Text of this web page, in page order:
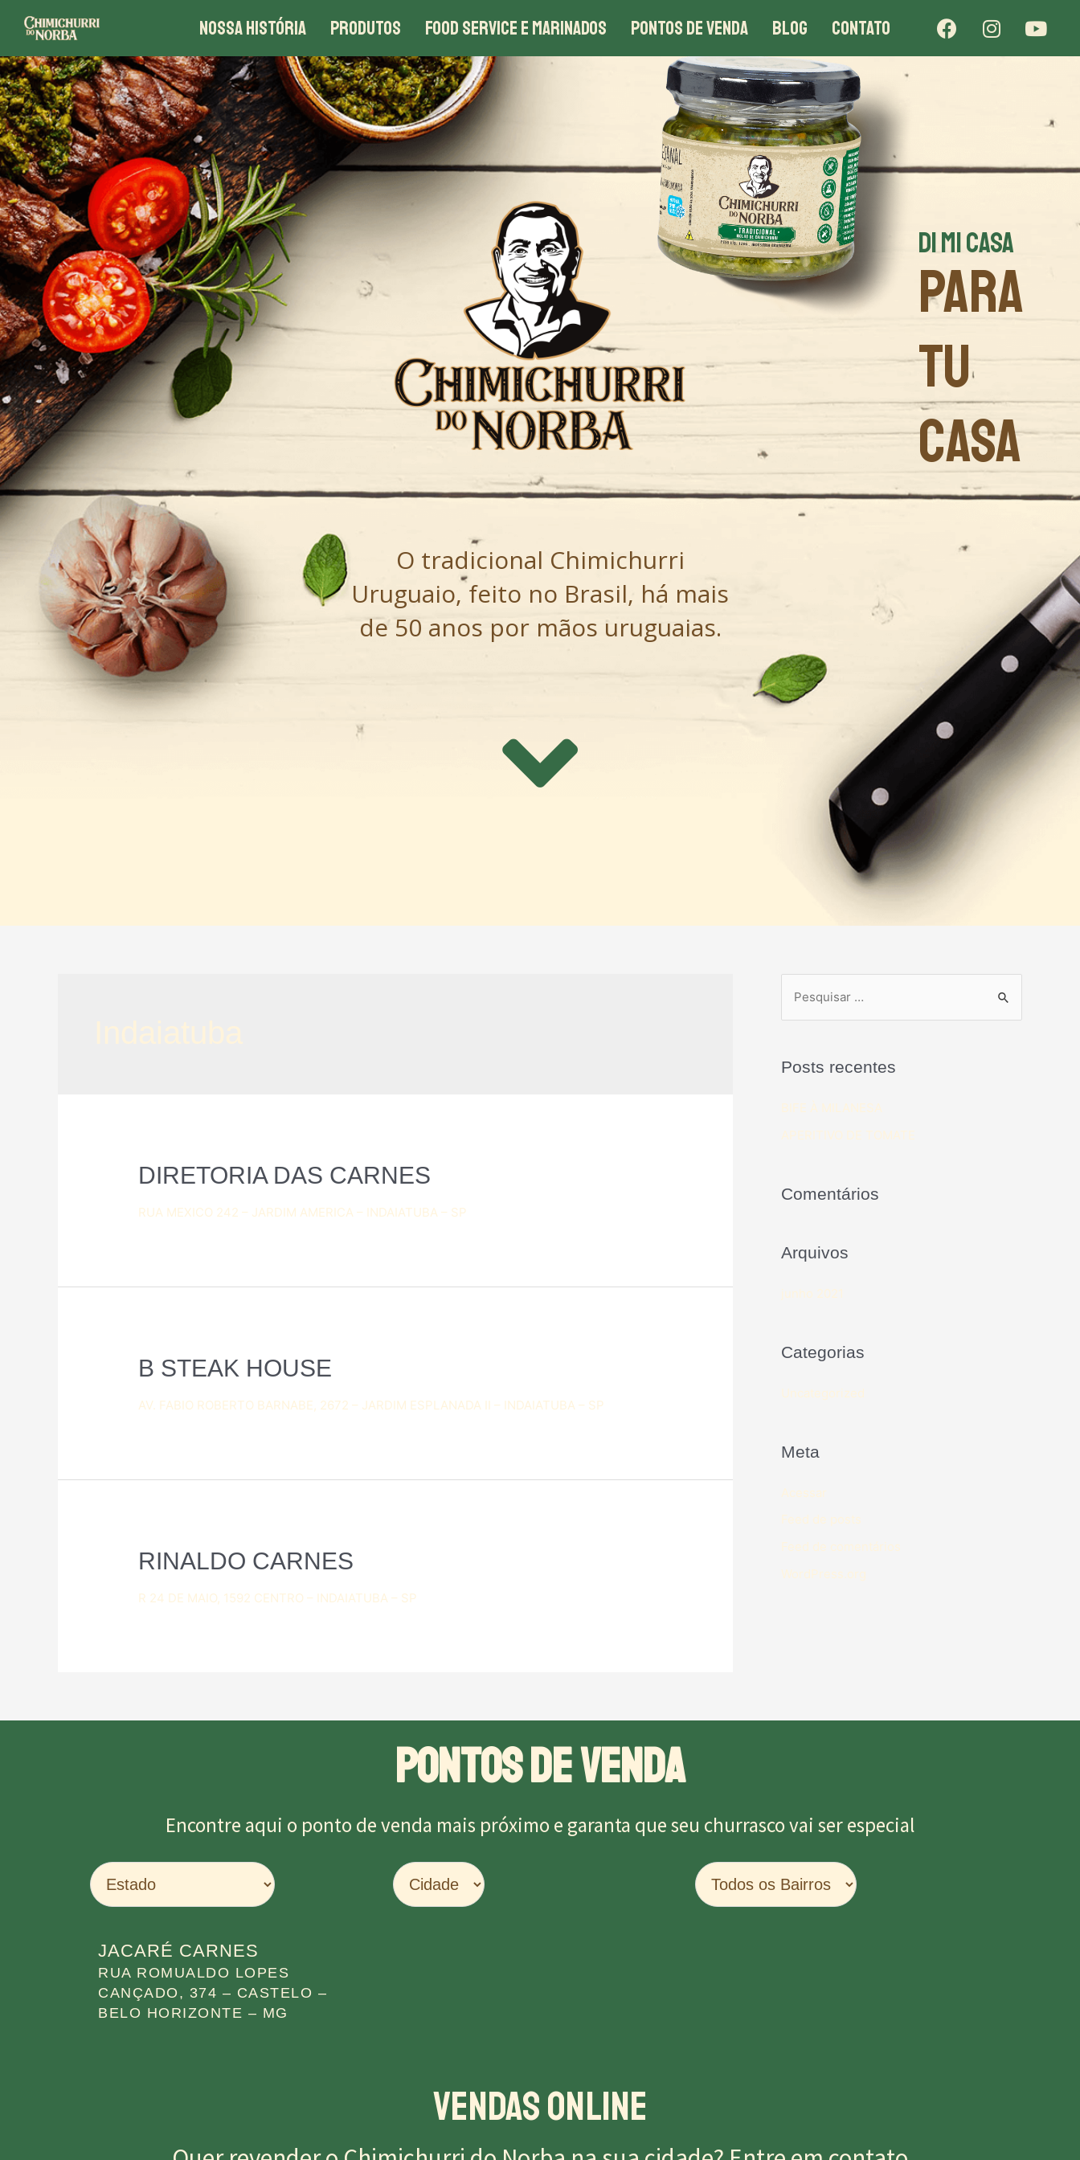
NOSSA HISTÓRIA PRODUTOS FOOD SERVICE E MARINADOS PONTOS DE VENDA BLOG CONTATO
DI MI CASA
PARA
TU
CASA
O tradicional Chimichurri
Uruguaio, feito no Brasil, há mais
de 50 anos por mãos uruguaias.
DIRETORIA DAS CARNES
RUA MEXICO 242 – JARDIM AMERICA – INDAIATUBA – SP
B STEAK HOUSE
AV. FABIO ROBERTO BARNABE, 2672 – JARDIM ESPLANADA II – INDAIATUBA – SP
RINALDO CARNES
R 24 DE MAIO, 1592 CENTRO – INDAIATUBA – SP
Posts recentes
BIFE À MILANESA
APERITIVO DE TOMATE
Comentários
Arquivos
junho 2021
Categorias
Uncategorized
Meta
Acessar
Feed de posts
Feed de comentários
WordPress.org
PONTOS DE VENDA
Encontre aqui o ponto de venda mais próximo e garanta que seu churrasco vai ser especial
JACARÉ CARNES
RUA ROMUALDO LOPES
CANÇADO, 374 – CASTELO –
BELO HORIZONTE – MG
Vendas Online